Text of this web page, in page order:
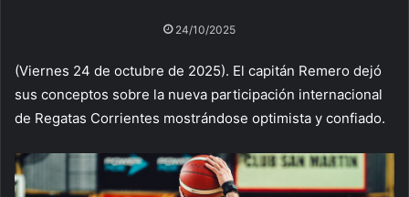
24/10/2025
(Viernes 24 de octubre de 2025). El capitán Remero dejó
sus conceptos sobre la nueva participación internacional
de Regatas Corrientes mostrándose optimista y confiado.